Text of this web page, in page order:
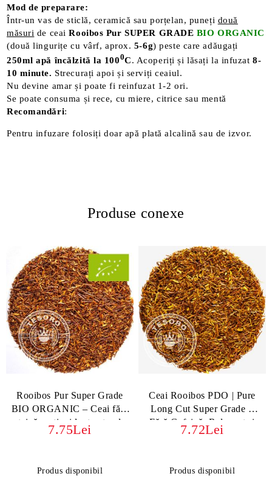
Mod de preparare:
Într-un vas de sticlă, ceramică sau porțelan, puneți două
măsuri de ceaiRooibos Pur SUPER GRADE BIO ORGANIC
(două lingurițe cu vârf, aprox. 5-6g) peste care adăugați
250ml apă încălzită la 1000C. Acoperiți și lăsați la infuzat8-
10 minute. Strecurați apoi și serviți ceaiul.
Nu devine amar și poate fi reinfuzat 1-2 ori.
Se poate consuma și rece, cu miere, citrice sau mentă
Recomandări:
Pentru infuzare folosiți doar apă plată alcalină sau de izvor.
Produse conexe
Rooibos Pur Super Grade
BIO ORGANIC – Ceai fără
teină, antioxidant natural
7.75Lei
Produs disponibil
Ceai Rooibos PDO | Pure
Long Cut Super Grade –
Fără Cofeină, Relaxant și
Antioxidant
7.72Lei
Produs disponibil